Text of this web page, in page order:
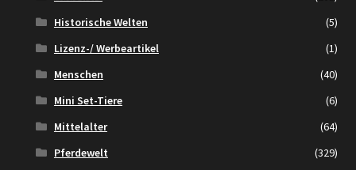
Historische Welten
(5)
Lizenz-/ Werbeartikel
(1)
Menschen
(40)
Mini Set-Tiere
(6)
Mittelalter
(64)
Pferdewelt
(329)